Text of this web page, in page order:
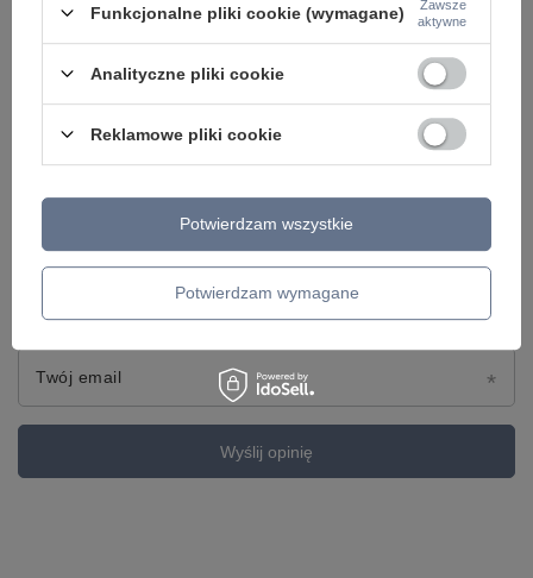
Twój email
Wyślij opinię
Funkcjonalne pliki cookie (wymagane)
Zawsze
aktywne
Analityczne pliki cookie
Reklamowe pliki cookie
Potwierdzam wymagane
Potwierdzam wszystkie